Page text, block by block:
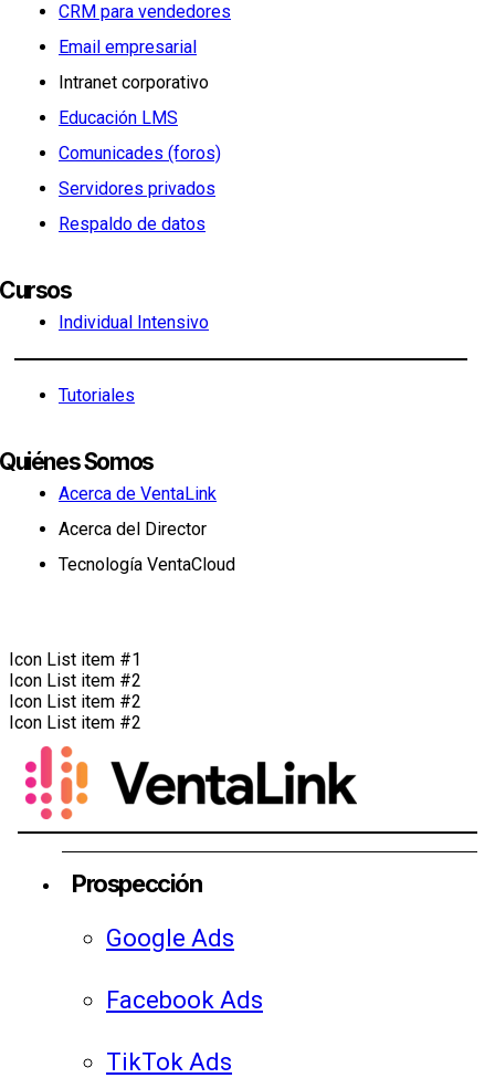
CRM para vendedores
Email empresarial
Intranet corporativo
Educación LMS
Comunicades (foros)
Servidores privados
Respaldo de datos
Cursos
Individual Intensivo
Tutoriales
Quiénes Somos
Acerca de VentaLink
Acerca del Director
Tecnología VentaCloud
Icon List item #1
Icon List item #2
Icon List item #2
Icon List item #2
Prospección
Google Ads
Facebook Ads
TikTok Ads